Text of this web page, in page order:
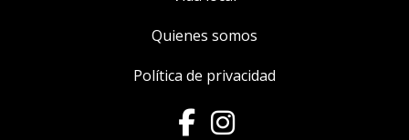
Quienes somos
Política de privacidad